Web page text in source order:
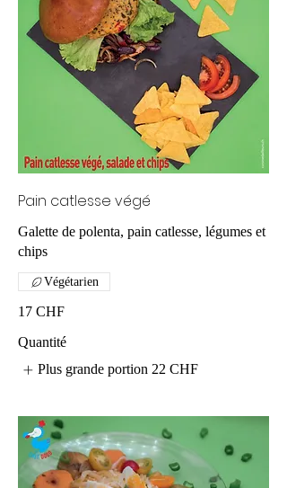
Pain catlesse végé
Galette de polenta, pain catlesse, légumes et
chips
17 CHF
Végétarien
Quantité
Plus grande portion 22 CHF